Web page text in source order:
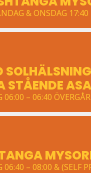
& ONSDAG 17:40
STÅENDE
06:00 – 06:40
06:40 – 08:00 & (SELF